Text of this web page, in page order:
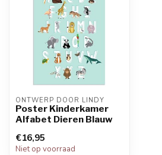
ONTWERP DOOR LINDY
Poster Kinderkamer
Alfabet Dieren Blauw
€16,95
Niet op voorraad